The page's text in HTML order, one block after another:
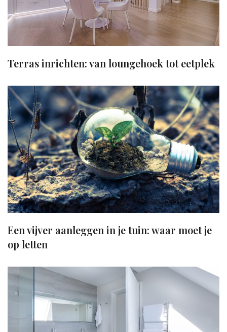
Terras inrichten: van loungehoek tot eetplek
Een vijver aanleggen in je tuin: waar moet je
op letten